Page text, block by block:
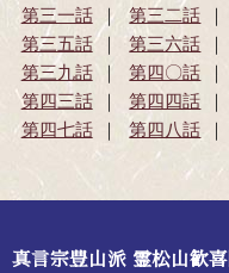
第三一話
第三二話
第三五話
第三六話
第三九話
第四〇話
第四三話
第四四話
第四七話
第四八話
真言宗豊山派 霊松山歓